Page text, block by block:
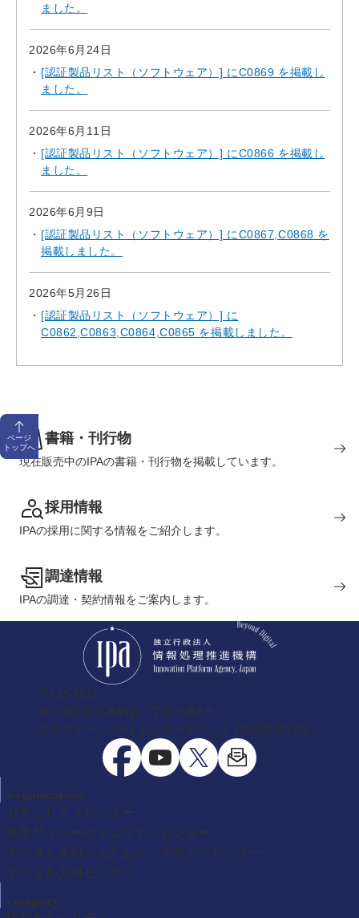
ました。
2026年6月24日
[認証製品リスト（ソフトウェア）] にC0869 を掲載し
ました。
2026年6月11日
[認証製品リスト（ソフトウェア）] にC0866 を掲載し
ました。
2026年6月9日
[認証製品リスト（ソフトウェア）] にC0867,C0868 を
掲載しました。
2026年5月26日
[認証製品リスト（ソフトウェア）] に
C0862,C0863,C0864,C0865 を掲載しました。
ページ
トップへ
書籍・刊行物
現在販売中のIPAの書籍・刊行物を掲載しています。
採用情報
IPAの採用に関する情報をご紹介します。
調達情報
IPAの調達・契約情報をご案内します。
〒113-6591
東京都文京区本駒込二丁目28番8号
文京グリーンコートセンターオフィス（総合受付13階）
organization
セキュリティセンター
産業サイバーセキュリティセンター
デジタル＆AIシステムズ・デザインセンター
デジタル人材センター
category